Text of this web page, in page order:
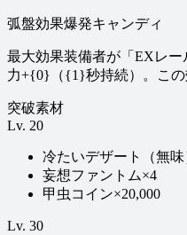
弧盤効果爆発キャンディ
最大効果装備者が「EXレ
力+{0}（{1}秒持続）。この
突破素材
Lv. 20
冷たいデザート（無味
妄想ファントム×4
甲虫コイン×20,000
Lv. 30